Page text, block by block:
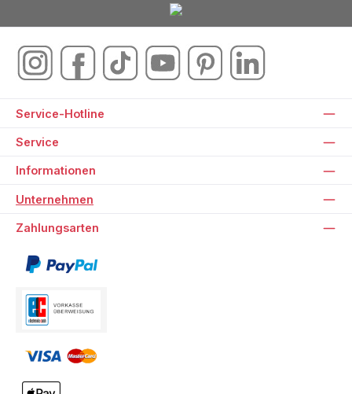
Service-Hotline
Service
Informationen
Unternehmen
Zahlungsarten